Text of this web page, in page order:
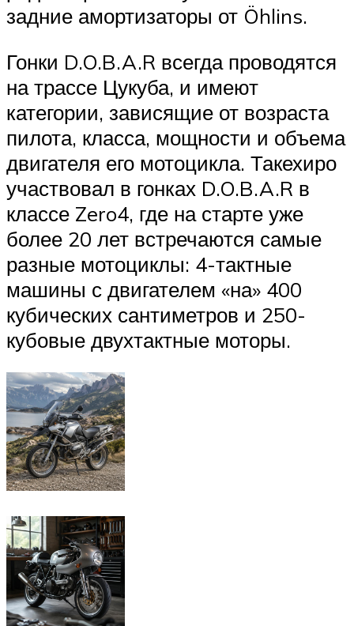
задние амортизаторы от Öhlins.
Гонки D.O.B.A.R всегда проводятся
на трассе Цукуба, и имеют
категории, зависящие от возраста
пилота, класса, мощности и объема
двигателя его мотоцикла. Такехиро
участвовал в гонках D.O.B.A.R в
классе Zero4, где на старте уже
более 20 лет встречаются самые
разные мотоциклы: 4-тактные
машины с двигателем «на» 400
кубических сантиметров и 250-
кубовые двухтактные моторы.